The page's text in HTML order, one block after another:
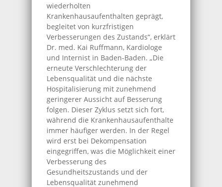
wiederholten
Krankenhausaufenthalten geprägt,
begleitet von kurzfristigen
Verbesserungen des Zustands“, erklärt
Dr. med. Kai Ruffmann, Kardiologe
und Internist in Baden-Baden. „Die
erneute Verschlechterung der
Lebensqualität und die nächste
Hospitalisierung mit zunehmend
geringerer Aussicht auf Besserung
folgen. Dieser Zyklus setzt sich fort,
während die Krankenhausaufenthalte
immer häufiger werden. In der Regel
wird erst bei Dekompensation
eingegriffen, was die Möglichkeit einer
Verbesserung des
Gesundheitszustands und der
Lebensqualität zunehmend